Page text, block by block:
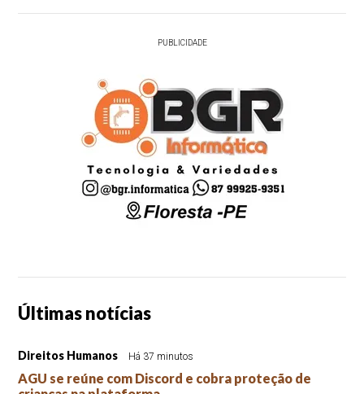
PUBLICIDADE
Últimas notícias
Direitos Humanos Há 37 minutos
AGU se reúne com Discord e cobra proteção de